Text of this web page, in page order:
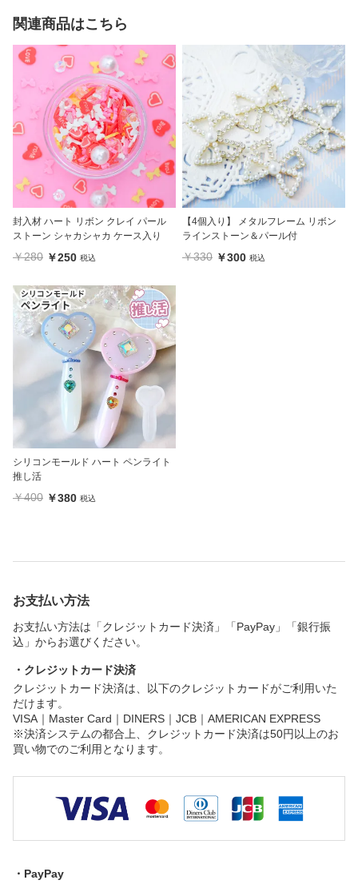
関連商品はこちら
封入材 ハート リボン クレイ パール
ストーン シャカシャカ ケース入り
￥280 ￥250 税込
【4個入り】 メタルフレーム リボン
ラインストーン＆パール付
￥330 ￥300 税込
シリコンモールド ハート ペンライト
推し活
￥400 ￥380 税込
お支払い方法
お支払い方法は「クレジットカード決済」「PayPay」「銀行振
込」からお選びください。
・クレジットカード決済
クレジットカード決済は、以下のクレジットカードがご利用いた
だけます。
VISA｜Master Card｜DINERS｜JCB｜AMERICAN EXPRESS
※決済システムの都合上、クレジットカード決済は50円以上のお
買い物でのご利用となります。
・PayPay